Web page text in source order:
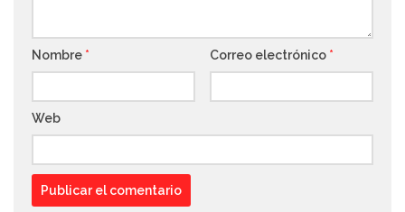
Nombre * Correo electrónico *
Web